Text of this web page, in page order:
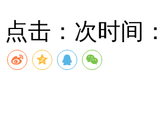
点击： 次时间